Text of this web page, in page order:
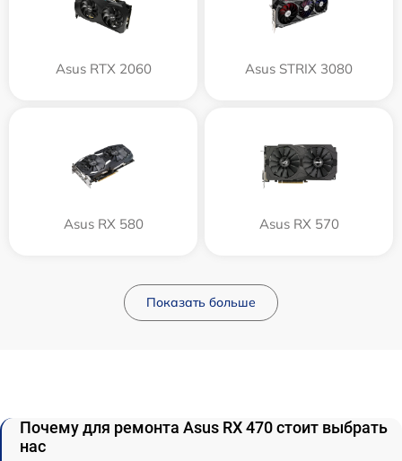
Asus RTX 2060 Asus STRIX 3080
Asus RX 580 Asus RX 570
Показать больше
Почему для ремонта Asus RX 470 стоит выбрать
нас